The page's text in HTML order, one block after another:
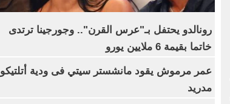
رونالدو يحتفل بـ"عرس القرن".. وجورجينا ترتدى
خاتما بقيمة 6 ملايين يورو
عمر مرموش يقود مانشستر سيتي فى ودية أتلتيكو
مدريد